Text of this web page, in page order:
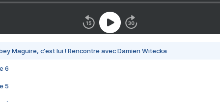
Maguire, c'est lui ! Rencontre avec Damien Witecka
6
5